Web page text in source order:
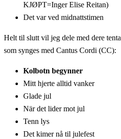
KJØPT=Inger Elise Reitan)
Det var ved midnattstimen
Helt til slutt vil jeg dele med dere
som synges med Cantus Cordi (CC):
Kolbotn begynner
Mitt hjerte alltid vanker
Glade jul
När det lider mot jul
Tenn lys
Det kimer nå til julefest